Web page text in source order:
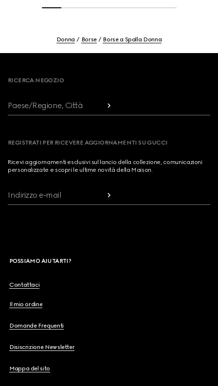
Donna Borse Borse a Spalla Donna
RICERCA NEGOZIO
Paese/Regione, Città
REGISTRATI PER RICEVERE AGGIORNAMENTI SU GUCCI
Ricevi aggiornamenti esclusivi sul lancio della collezione, comunicazioni
personalizzate e scopri le ultime novità della Maison.
Indirizzo e-mail
POSSIAMO AIUTARTI?
Contattaci
Il mio ordine
Domande Frequenti
Disiscrizione Newsletter
Mappa del sito